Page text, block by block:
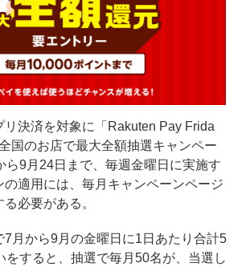
リ決済を対象に「Rakuten Pay Frida
国のお店で最大全額抽選キャンペー
ら9月24日まで、毎週金曜日に実施す
の適用には、毎月キャンペーンページ
必要がある。
7月から9月の金曜日に1日あたり合計5
をすると、抽選で毎月50名が、当選し